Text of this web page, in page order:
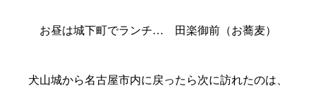
お昼は城下町でランチ… 田楽御前（お蕎麦）
犬山城から名古屋市内に戻ったら次に訪れたのは、